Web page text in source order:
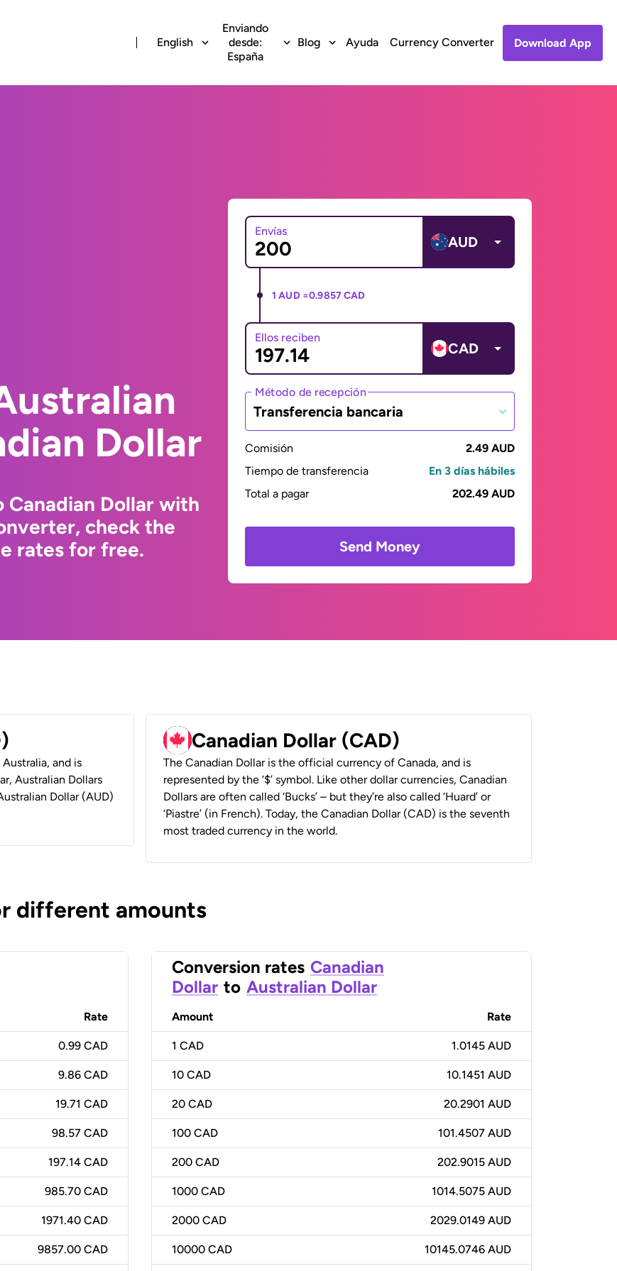
English
Enviando
desde:
España
Blog Ayuda Currency Converter Download App
Dollar
Dollar with
check the
rates for free.
Envías
AUD
1 AUD =0.9857 CAD
Ellos reciben
CAD
Método de recepción
Transferencia bancaria
Comisión
2.49 AUD
Tiempo de transferencia
En 3 días hábiles
Total a pagar
202.49 AUD
Send Money
and is
Australian Dollars
Dollar (AUD)
Canadian Dollar (CAD)
The Canadian Dollar is the official currency of Canada, and is
represented by the ‘$’ symbol. Like other dollar currencies, Canadian
Dollars are often called ‘Bucks’ – but they’re also called ‘Huard’ or
‘Piastre’ (in French). Today, the Canadian Dollar (CAD) is the seventh
most traded currency in the world.
different amounts
Rate
0.99 CAD
9.86 CAD
19.71 CAD
98.57 CAD
197.14 CAD
985.70 CAD
1971.40 CAD
9857.00 CAD
Conversion rates Canadian
Dollar to Australian Dollar
Amount Rate
1 CAD 1.0145 AUD
10 CAD 10.1451 AUD
20 CAD 20.2901 AUD
100 CAD 101.4507 AUD
200 CAD 202.9015 AUD
1000 CAD 1014.5075 AUD
2000 CAD 2029.0149 AUD
10000 CAD 10145.0746 AUD